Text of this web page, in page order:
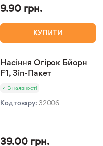
9.90 грн.
КУПИТИ
Насіння Огірок Бйорн
F1, Зіп-Пакет
В наявності
Код товару: 32006
39.00 грн.